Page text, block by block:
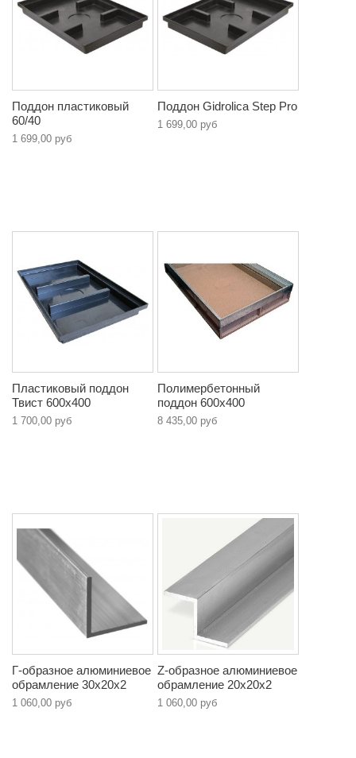
Поддон пластиковый
60/40
1 699,00 руб
Поддон Gidrolica Step Pro
1 699,00 руб
Пластиковый поддон
Твист 600х400
1 700,00 руб
Полимербетонный
поддон 600х400
8 435,00 руб
Г-образное алюминиевое
обрамление 30х20х2
1 060,00 руб
Z-образное алюминиевое
обрамление 20х20х2
1 060,00 руб